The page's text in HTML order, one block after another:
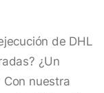
de DHL
¿Un
nuestra